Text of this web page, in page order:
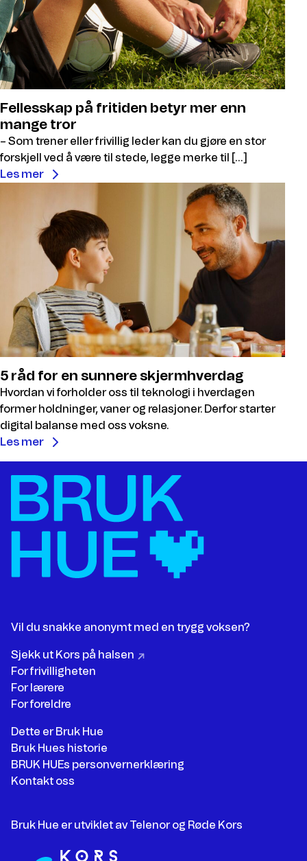
Fellesskap på fritiden betyr mer enn
mange tror
– Som trener eller frivillig leder kan du gjøre en stor
forskjell ved å være til stede, legge merke til […]
Les mer
5 råd for en sunnere skjermhverdag
Hvordan vi forholder oss til teknologi i hverdagen
former holdninger, vaner og relasjoner. Derfor starter
digital balanse med oss voksne.
Les mer
Vil du snakke anonymt med en trygg voksen?
Sjekk ut Kors på halsen
For frivilligheten
For lærere
For foreldre
Dette er Bruk Hue
Bruk Hues historie
BRUK HUEs personvernerklæring
Kontakt oss
Bruk Hue er utviklet av Telenor og Røde Kors